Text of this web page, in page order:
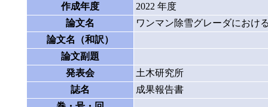
作成年度
2022 年度
論文名
ワンマン除雪グレーダにおけ
論文名（和訳）
論文副題
発表会
土木研究所
誌名
成果報告書